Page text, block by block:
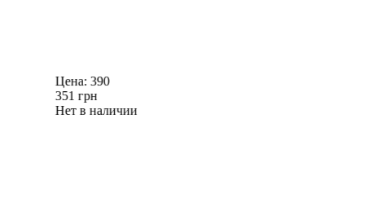
Цена: 390
351 грн
Нет в наличии